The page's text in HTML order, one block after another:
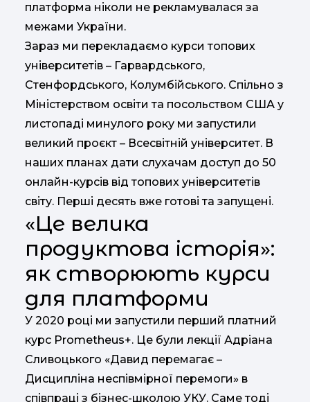
платформа ніколи не рекламувалася за
межами України.
Зараз ми перекладаємо курси топових
університетів – Гарвардського,
Стенфордського, Колумбійського. Спільно з
Міністерством освіти та посольством США у
листопаді минулого року ми запустили
великий проєкт – Всесвітній університет. В
наших планах дати слухачам доступ до 50
онлайн-курсів від топових університетів
світу. Перші десять вже готові та запущені.
«Це велика
продуктова історія»:
як створюють курси
для платформи
У 2020 році ми запустили перший платний
курс Prometheus+. Це були лекції Адріана
Сливоцького «Давид перемагає –
Дисципліна неспівмірної перемоги» в
співпраці з бізнес-школою УКУ. Саме тоді